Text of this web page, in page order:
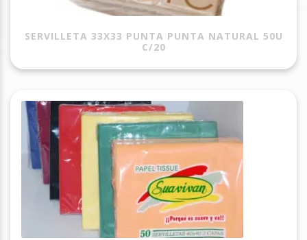
SERVILLETA 33X33 PUNTA PUNTA NATURAL 50U
C/20